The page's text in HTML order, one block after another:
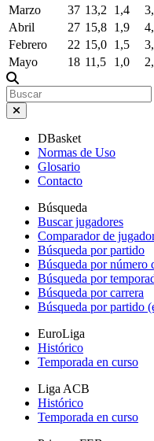
Marzo
37 13,2 1,4
Abril
27 15,8 1,9
Febrero
22 15,0 1,5
Mayo
18 11,5 1,0
DBasket
Normas de Uso
Glosario
Contacto
Búsqueda
Buscar jugadores
Comparador de
Búsqueda por partido
Búsqueda por número
Búsqueda por
Búsqueda por carrera
Búsqueda por partido
EuroLiga
Histórico
Temporada en curso
Liga ACB
Histórico
Temporada en curso